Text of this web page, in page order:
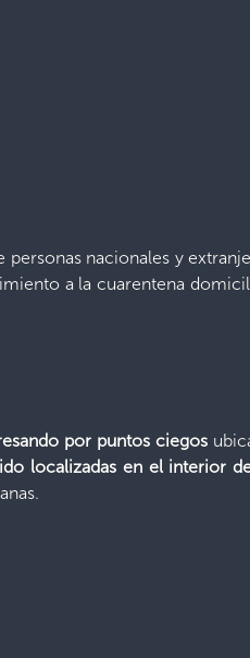
personas nacionales y
a la cuarentena
por puntos ciegos
localizadas en el interior